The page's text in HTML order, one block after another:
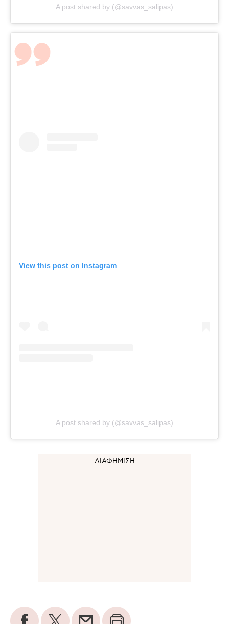
A post shared by (@savvas_salipas)
View this post on Instagram
A post shared by (@savvas_salipas)